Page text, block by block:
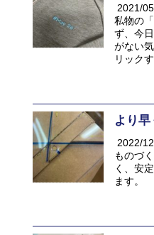
2021/
私物の
ず、今
がない
リック
より早
2022/
ものづ
く、安
ます。